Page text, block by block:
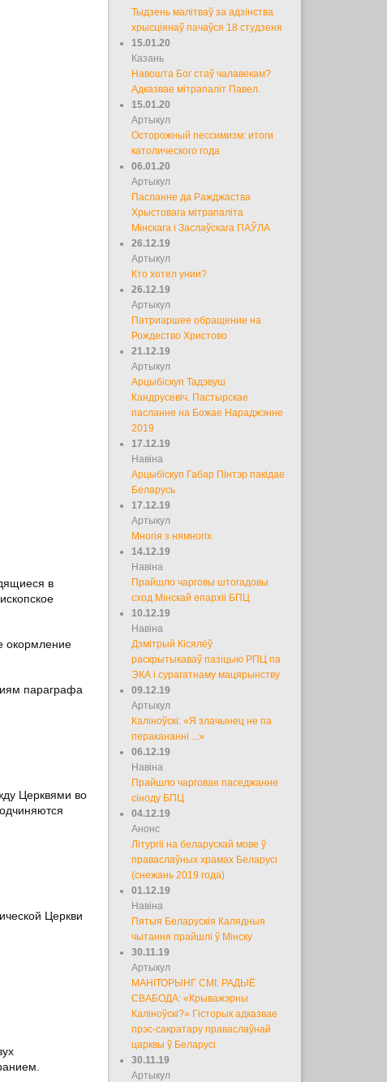
в
окормление
параграфа
Церквями во
Церкви
Тыдзень малітваў за адзінства
хрысціянаў пачаўся 18 студзеня
15.01.20
Казань
Навошта Бог стаў чалавекам?
Адказвае мітрапаліт Павел.
15.01.20
Артыкул
Осторожный пессимизм: итоги
католического года
06.01.20
Артыкул
Пасланне да Ражджаства
Хрыстовага мітрапаліта
Мінскага і Заслаўскага ПАЎЛА
26.12.19
Артыкул
Кто хотел унии?
26.12.19
Артыкул
Патриаршее обращение на
Рождество Христово
21.12.19
Артыкул
Арцыбіскуп Тадэвуш
Кандрусевіч. Пастырскае
пасланне на Божае Нараджэнне
2019
17.12.19
Навіна
Арцыбіскуп Габар Пінтэр пакідае
Беларусь
17.12.19
Артыкул
Многія з нямногіх
14.12.19
Навіна
Прайшло чарговы штогадовы
сход Мінскай епархіі БПЦ
10.12.19
Навіна
Дзмітрый Кісялёў
раскрытыкаваў пазіцыю РПЦ па
ЭКА і сурагатнаму мацярынству
09.12.19
Артыкул
Каліноўскі: «Я злачынец не па
перакананні ...»
06.12.19
Навіна
Прайшло чарговае паседжанне
сіноду БПЦ
04.12.19
Анонс
Літургіі на беларускай мове ў
праваслаўных храмах Беларусі
(снежань 2019 года)
01.12.19
Навіна
Пятыя Беларускія Калядныя
чытання прайшлі ў Мінску
30.11.19
Артыкул
МАНІТОРЫНГ СМІ: РАДЫЁ
СВАБОДА: «Крыважэрны
Каліноўскі?» Гісторык адказвае
прэс-сакратару праваслаўнай
царквы ў Беларусі
30.11.19
Артыкул